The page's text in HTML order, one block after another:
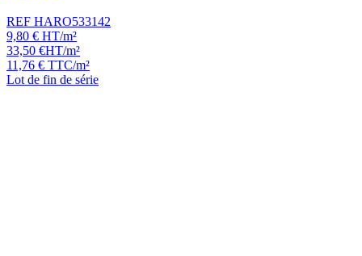
REF HARO533142
9,80 € HT/m²
33,50 €HT/m²
11,76 € TTC/m²
Lot de fin de série